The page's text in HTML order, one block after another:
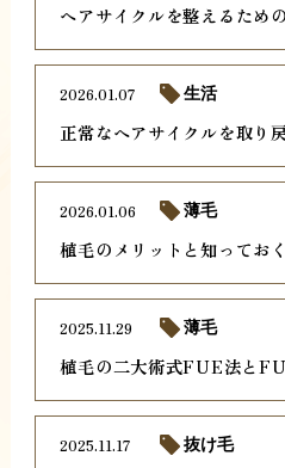
ヘアサイクルを整えるため
正常なヘアサイクルを取り
2026.01.07 生活
植毛のメリットと知ってお
2026.01.06 薄毛
植毛の二大術式FUE法と
2025.11.29 薄毛
2025.11.17 抜け毛